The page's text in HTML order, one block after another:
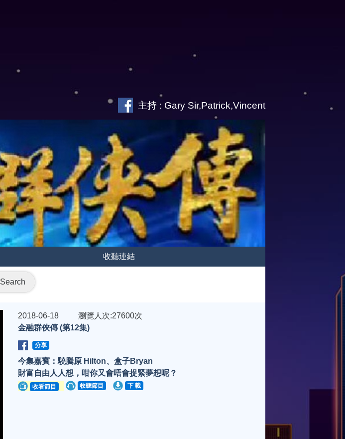
主持 : Gary Sir,Patrick,Vincent
收聽連結
Search
2018-06-18
瀏覽人次:27600次
金融群俠傳 (第12集)
分享
今集嘉賓：驍騰原 Hilton、盒子Bryan
財富自由人人想，咁你又會唔會捉緊夢想呢？
收看節目 收聽節目 下 載